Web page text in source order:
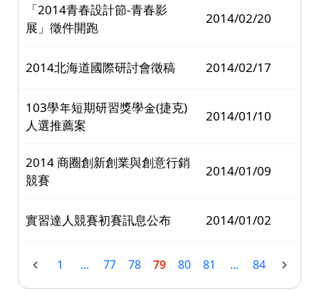
「2014青春設計節-青春影
展」徵件開跑
2014/02/20
2014北海道國際研討會徵稿 2014/02/17
103學年短期研習獎學金(捷克)
人選推薦案
2014/01/10
2014 商圈創新創業與創意行銷
競賽
2014/01/09
實習達人競賽初賽訊息公布 2014/01/02
1 ... 77 78 79 80 81 ... 84